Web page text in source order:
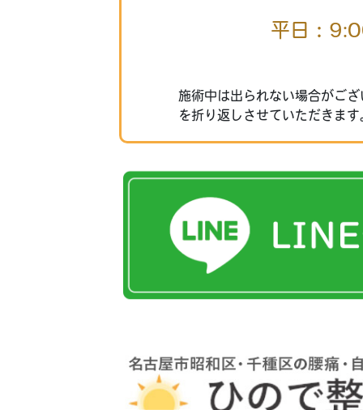
平日：
施術中は出られない場合がご
を折り返しさせていただきます